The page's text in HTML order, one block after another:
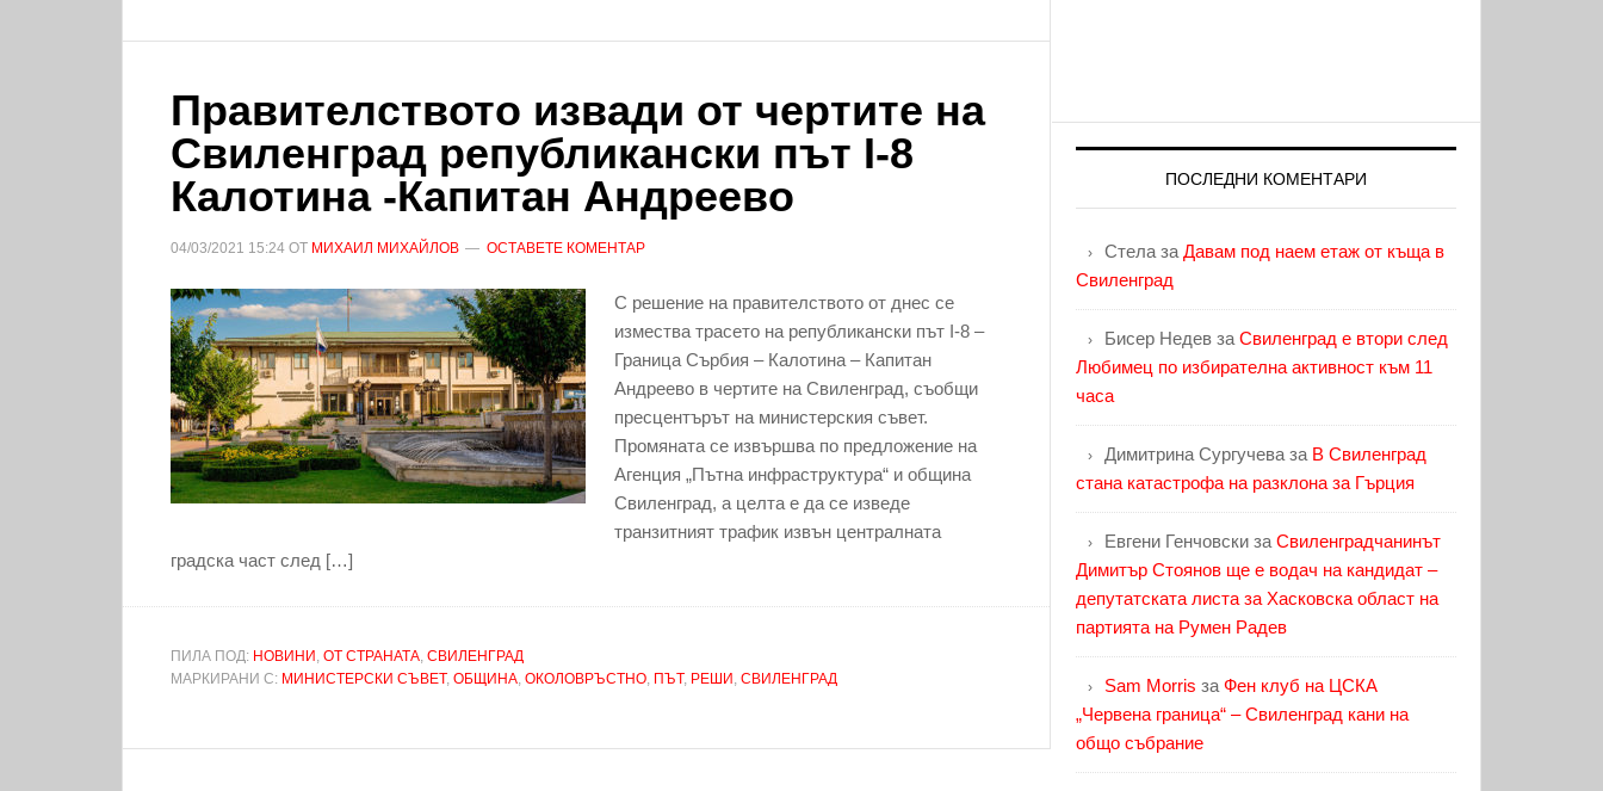
Правителството извади от чертите на
Свиленград републикански път I-8
Калотина -Капитан Андреево
04/03/2021 15:24 ОТ МИХАИЛ МИХАЙЛОВ ОСТАВЕТЕ КОМЕНТАР
С решение на правителството от днес се
измества трасето на републикански път I-8 –
Граница Сърбия – Калотина – Капитан
Андреево в чертите на Свиленград, съобщи
пресцентърът на министерския съвет.
Промяната се извършва по предложение на
Агенция „Пътна инфраструктура“ и община
Свиленград, а целта е да се изведе
транзитният трафик извън централната
градска част след […]
ПИЛА ПОД: НОВИНИ , ОТ СТРАНАТА, СВИЛЕНГРАД
МАРКИРАНИ С: МИНИСТЕРСКИ СЪВЕТ, ОБЩИНА, ОКОЛОВРЪСТНО, ПЪТ, РЕШИ , СВИЛЕНГРАД
ПОСЛЕДНИ КОМЕНТАРИ
Стела за Давам под наем етаж от къща в
Свиленград
Бисер Недев за Свиленград е втори след
Любимец по избирателна активност към 11
часа
Димитрина Сургучева за В Свиленград
стана катастрофа на разклона за Гърция
Евгени Генчовски за Свиленградчанинът
Димитър Стоянов ще е водач на кандидат –
депутатската листа за Хасковска област на
партията на Румен Радев
Sam Morris за Фен клуб на ЦСКА
„Червена граница“ – Свиленград кани на
общо събрание